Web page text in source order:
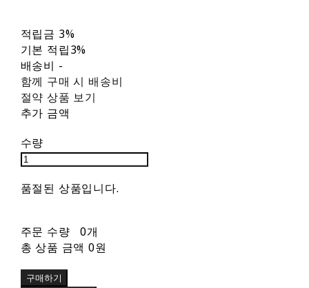
적립금 3%
기본 적립3%
배송비 -
함께 구매 시 배송비
절약 상품 보기
추가 금액
수량
품절된 상품입니다.
주문 수량
0개
총 상품 금액 0원
구매하기